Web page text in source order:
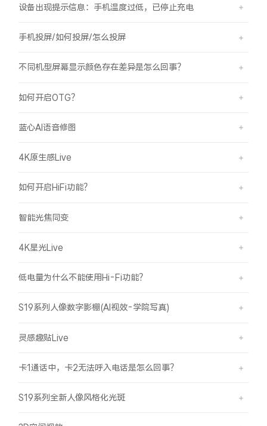
设备出现提示信息：手机温度过低，已停止充电
手机投屏/如何投屏/怎么投屏
不同机型屏幕显示颜色存在差异是怎么回事？
如何开启OTG？
蓝心AI语音修图
4K原生感Live
如何开启HiFi功能？
智能光焦同变
4K星光Live
低电量为什么不能使用Hi-Fi功能？
S19系列人像数字影棚(AI视效-学院写真)
灵感趣贴Live
卡1通话中，卡2无法呼入电话是怎么回事？
S19系列全新人像风格化光斑